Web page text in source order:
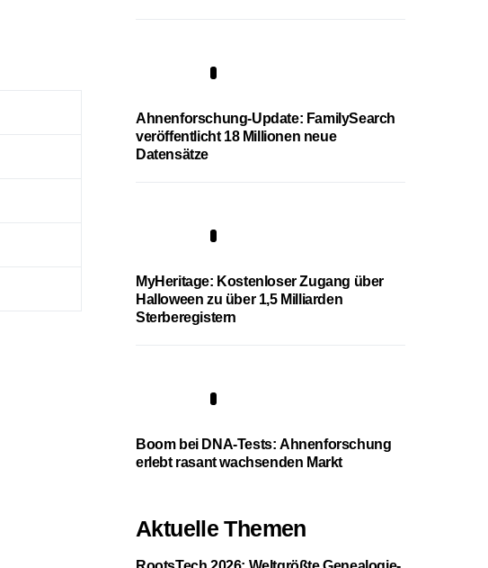
Ahnenforschung-Update: FamilySearch
veröffentlicht 18 Millionen neue
Datensätze
MyHeritage: Kostenloser Zugang über
Halloween zu über 1,5 Milliarden
Sterberegistern
Boom bei DNA-Tests: Ahnenforschung
erlebt rasant wachsenden Markt
Aktuelle Themen